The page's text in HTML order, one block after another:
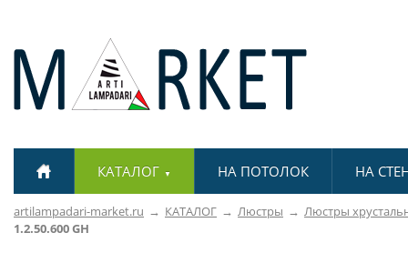
КАТАЛОГ ▼ НА ПОТОЛОК НА
artilampadari-market.ru КАТАЛОГ Люстры
Люстры
1.2.50.600 GH